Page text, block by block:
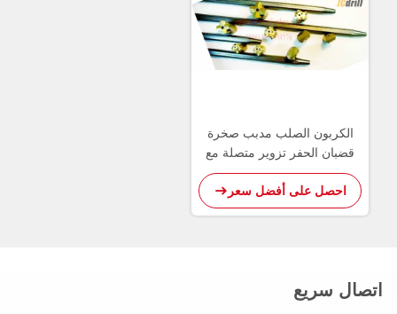
الكربون الصلب مدبب صخرة
قضبان الحفر تزوير متصلة مع
زر بت
احصل على أفضل سعر
اتصال سريع